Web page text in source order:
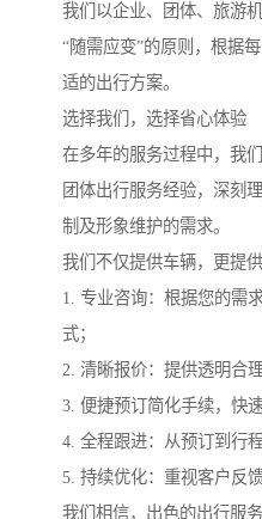
我们以企业、团体、旅游
“随需应变”的原则，根据
适的出行方案。
选择我们，选择省心体验
在多年的服务过程中，我
团体出行服务经验，深刻
制及形象维护的需求。
我们不仅提供车辆，更提
1. 专业咨询：根据您的需
式；
2. 清晰报价：提供透明合
3. 便捷预订简化手续，快
4. 全程跟进：从预订到行
5. 持续优化：重视客户反
我们相信，出色的出行服